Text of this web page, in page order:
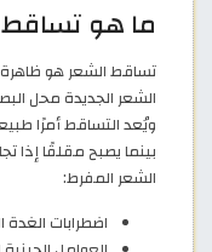
ما هو
تساقط الشعر هو
الشعر الجديدة محل
بينما يصبح مقلقًا إذا
الشعر المفرط:
اضطرابات الغدة